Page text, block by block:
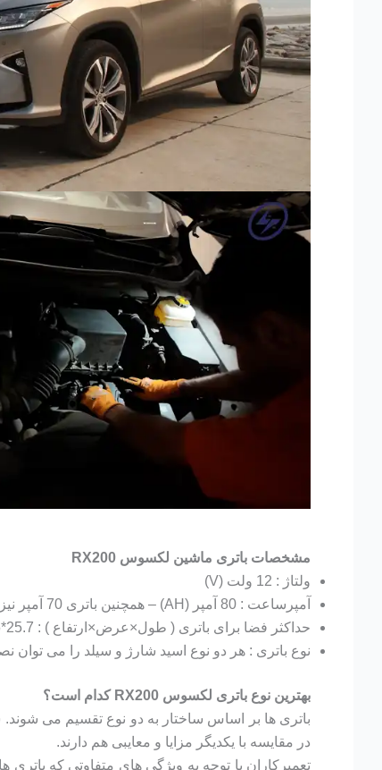
مشخصات باتری ماشین لکسوس RX200
ولتاژ : 12 ولت (V)
آمپرساعت : 80 آمپر (AH) – همچنین باتری 70 آمپر نیز روی این خودرو قابل نصب است.
حداکثر فضا برای باتری ( طول×عرض×ارتفاع ) : 25.7*17.6*22.5 سانتی متر (CM)
نوع باتری : هر دو نوع اسید شارژ و سیلد را می توان
بهترین نوع باتری لکسوس RX200 کدام است؟
باتری ها بر اساس ساختار به دو نوع تقسیم می شوند.
در مقایسه با یکدیگر مزایا و معایبی هم دارند.
تعمیرکاران با توجه به ویژگی های متفاوتی که باتری